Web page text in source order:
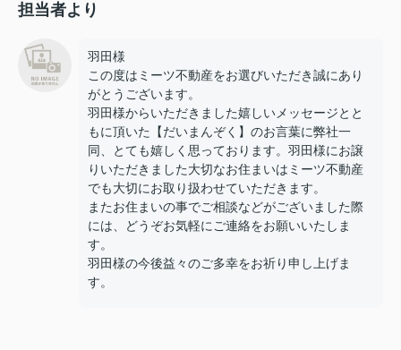
担当者より
羽田様
この度はミーツ不動産をお選びいただき誠にあり
がとうございます。
羽田様からいただきました嬉しいメッセージとと
もに頂いた【だいまんぞく】のお言葉に弊社一
同、とても嬉しく思っております。羽田様にお譲
りいただきました大切なお住まいはミーツ不動産
でも大切にお取り扱わせていただきます。
またお住まいの事でご相談などがございました際
には、どうぞお気軽にご連絡をお願いいたしま
す。
羽田様の今後益々のご多幸をお祈り申し上げま
す。